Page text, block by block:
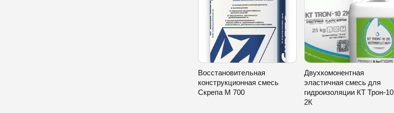
Восстановительная
конструкционная смесь
Скрепа М 700
Двухкомонентная
эластичная смесь для
гидроизоляции КТ Трон-10
2К